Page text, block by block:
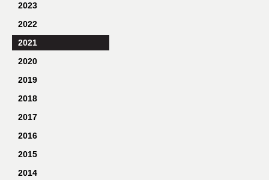
2023
2022
2021
2020
2019
2018
2017
2016
2015
2014